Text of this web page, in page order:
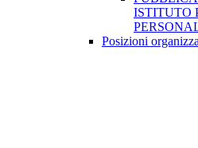
ISTITUTO
Posizioni